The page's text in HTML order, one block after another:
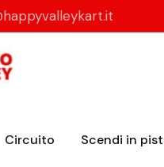
Circuito Scendi in